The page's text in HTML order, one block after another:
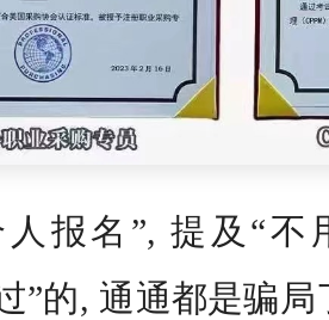
报名”, 提及“不
”的, 通通都是骗局